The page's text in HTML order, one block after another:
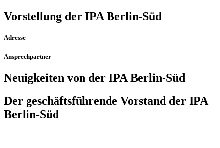
Vorstellung der IPA Berlin-Süd
Adresse
Ansprechpartner
Neuigkeiten von der IPA Berlin-Süd
Der geschäfts­führende Vorstand der IPA
Berlin-Süd